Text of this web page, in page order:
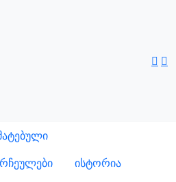
რჩეულები
ისტორია